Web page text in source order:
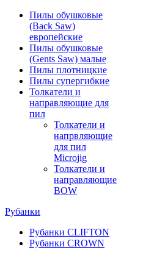
Пилы обушковые
(Back Saw)
европейские
Пилы обушковые
(Gents Saw) малые
Пилы плотницкие
Пилы супергибкие
Толкатели и
направляющие для
пил
Толкатели и
напрвляющие
для пил
Microjig
Толкатели и
направляющие
BOW
Рубанки
Рубанки CLIFTON
Рубанки CROWN